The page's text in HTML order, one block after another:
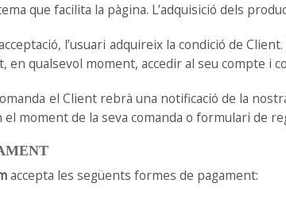
que facilita la pàgina. L’adquisició dels
l’usuari adquireix la condició de Client.
en qualsevol moment, accedir al seu compte i
el Client rebrà una notificació de la
moment de la seva comanda o formulari de
accepta les següents formes de pagament: